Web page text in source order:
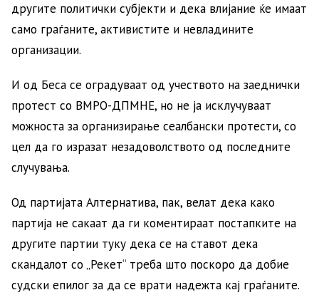
другите политички субјекти и дека влијание ќе имаат
само граѓаните, активистите и невладините
организации.
И од Беса се оградуваат од учеството на заеднички
протест со ВМРО-ДПМНЕ, но не ја исклучуваат
можноста за организирање сеалбански протести, со
цел да го изразат незадоволството од последните
случувања.
Од партијата Алтернатива, пак, велат дека како
партија не сакаат да ги коментираат постапките на
другите партии туку дека се на ставот дека
скандалот со „Рекет“ треба што поскоро да добие
судски епилог за да се врати надежта кај граѓаните.